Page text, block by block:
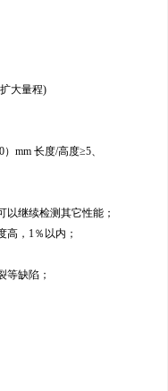
大量程)
mm 长度/高度≥5、
以继续检测其它性能；
高，1％以内；
等缺陷；